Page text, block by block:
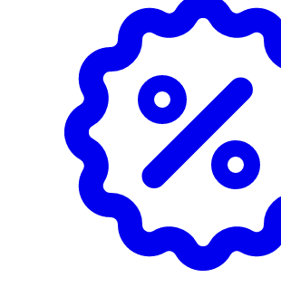
- Förvaras i rumstemperatur.
Aqua, Cetyl Alcohol, Cetearyl Alcohol,
Methosulfate, Glyceryl Stearate,
Canola Oil, Laurdimonium
Keratin, Dimethicone, Lactic Acid, Citric
Hydroxide, Phenoxyethanol, Potassium